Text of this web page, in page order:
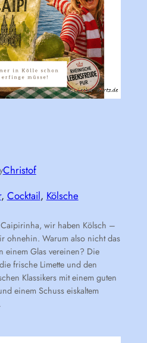
Christof
, Cocktail, Kölsche
wir haben Kölsch –
ohnehin. Warum also nicht das
einem Glas vereinen? Die
frische Limette und den
Klassikers mit einem guten
einem Schuss eiskaltem